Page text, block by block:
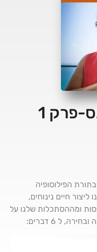
פרק 1
בתורת הפילוסופיה
חיים נינוחים,
ומההסתכלות שלנו על
עצמנו. הכלי מציע לשים לב, מתוך כוונה ובחירה, ל 6 דברים:
דואגים, חרדים,